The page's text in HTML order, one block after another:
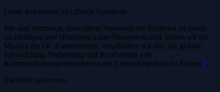
Unser Bekenntnis zu offenen Standards
Wir sind überzeugt, dass offene Standards der Schlüssel zu einem
nachhaltigen und effizienten Lade-Ökosystem sind. Indem wir die
Mission der OCA unterstützen, verpflichten wir uns, die globale
Entwicklung, Verbreitung und Konformität von
Kommunikationsprotokollen in der Ladeinfrastruktur zu fördern2.
Ein Blick nach vorn